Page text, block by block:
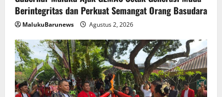
Berintegritas dan Perkuat Semangat Orang Basudara
MalukuBarunews Agustus 2, 2026